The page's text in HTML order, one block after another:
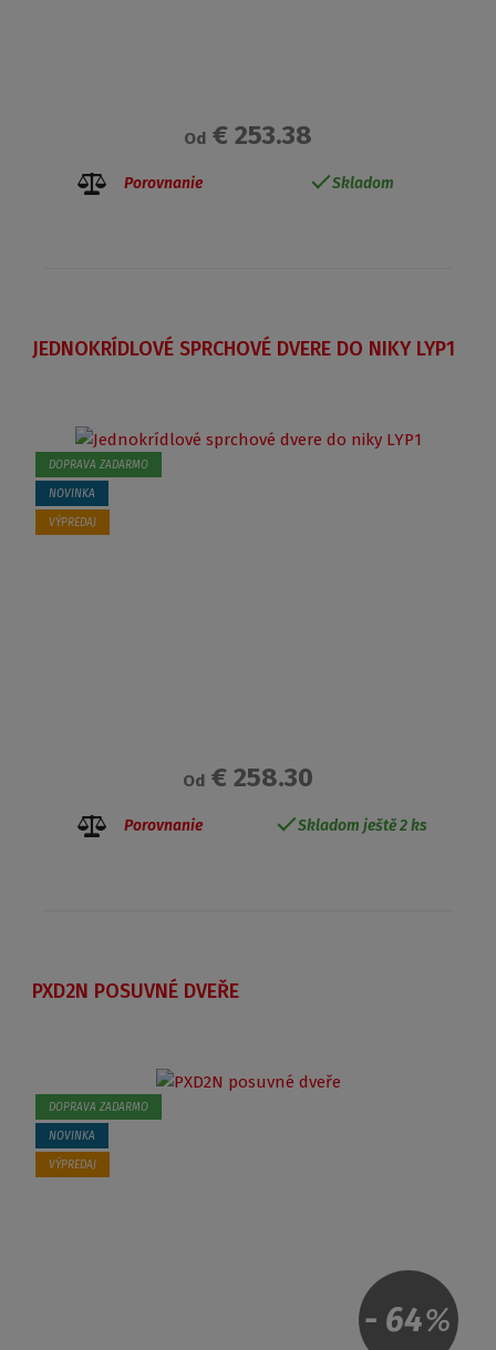
Od € 253.38
Porovnanie Skladom
JEDNOKRÍDLOVÉ SPRCHOVÉ DVERE DO NIKY LYP1
DOPRAVA ZADARMO
NOVINKA
VÝPREDAJ
Od € 258.30
Porovnanie Skladom ještě 2 ks
PXD2N POSUVNÉ DVEŘE
- 64%
DOPRAVA ZADARMO
NOVINKA
VÝPREDAJ